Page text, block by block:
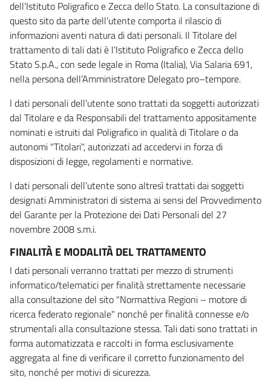
dell’Istituto Poligrafico e Zecca dello Stato. La consultazione di
questo sito da parte dell’utente comporta il rilascio di
informazioni aventi natura di dati personali. Il Titolare del
trattamento di tali dati è l’Istituto Poligrafico e Zecca dello
Stato S.p.A., con sede legale in Roma (Italia), Via Salaria 691,
nella persona dell’Amministratore Delegato pro–tempore.
I dati personali dell’utente sono trattati da soggetti autorizzati
dal Titolare e da Responsabili del trattamento appositamente
nominati e istruiti dal Poligrafico in qualità di Titolare o da
autonomi "Titolari", autorizzati ad accedervi in forza di
disposizioni di legge, regolamenti e normative.
I dati personali dell’utente sono altresì trattati dai soggetti
designati Amministratori di sistema ai sensi del Provvedimento
del Garante per la Protezione dei Dati Personali del 27
novembre 2008 s.m.i.
FINALITÀ E MODALITÀ DEL TRATTAMENTO
I dati personali verranno trattati per mezzo di strumenti
informatico/telematici per finalità strettamente necessarie
alla consultazione del sito "Normattiva Regioni – motore di
ricerca federato regionale" nonché per finalità connesse e/o
strumentali alla consultazione stessa. Tali dati sono trattati in
forma automatizzata e raccolti in forma esclusivamente
aggregata al fine di verificare il corretto funzionamento del
sito, nonché per motivi di sicurezza.